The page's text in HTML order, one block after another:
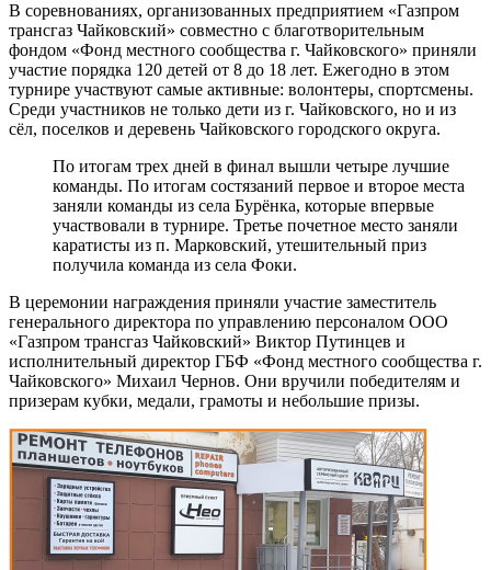
В соревнованиях, организованных предприятием «Газпром
трансгаз Чайковский» совместно с благотворительным
фондом «Фонд местного сообщества г. Чайковского» приняли
участие порядка 120 детей от 8 до 18 лет. Ежегодно в этом
турнире участвуют самые активные: волонтеры, спортсмены.
Среди участников не только дети из г. Чайковского, но и из
сёл, поселков и деревень Чайковского городского округа.
По итогам трех дней в финал вышли четыре лучшие
команды. По итогам состязаний первое и второе места
заняли команды из села Бурёнка, которые впервые
участвовали в турнире. Третье почетное место заняли
каратисты из п. Марковский, утешительный приз
получила команда из села Фоки.
В церемонии награждения приняли участие заместитель
генерального директора по управлению персоналом ООО
«Газпром трансгаз Чайковский» Виктор Путинцев и
исполнительный директор ГБФ «Фонд местного сообщества г.
Чайковского» Михаил Чернов. Они вручили победителям и
призерам кубки, медали, грамоты и небольшие призы.